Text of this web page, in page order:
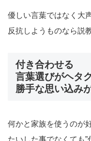
優しい言葉ではなく大
反抗しようものなら説
付き合わせる
言葉選びがヘタ
勝手な思い込み
何かと家族を使うのが
たいした事でなくても